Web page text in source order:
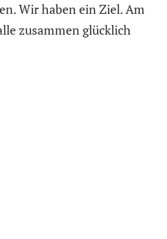
Wir haben ein Ziel. Am
zusammen glücklich